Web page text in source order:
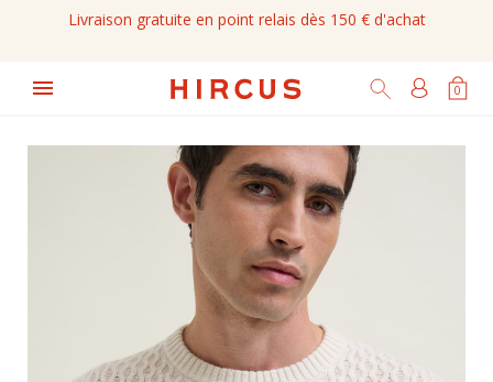
Livraison gratuite en point relais dès 150 € d'achat
0